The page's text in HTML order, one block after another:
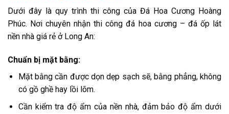
Dưới đây là quy trình thi công của Đá Hoa Cương Hoàng
Phúc. Nơi chuyên nhận thi công đá hoa cương – đá ốp lát
nền nhà giá rẻ ở Long An:
Chuẩn bị mặt bằng:
Mặt bằng cần được dọn dẹp sạch sẽ, bằng phẳng, không
có gồ ghề hay lồi lõm.
Cần kiểm tra độ ẩm của nền nhà, đảm bảo độ ẩm dưới